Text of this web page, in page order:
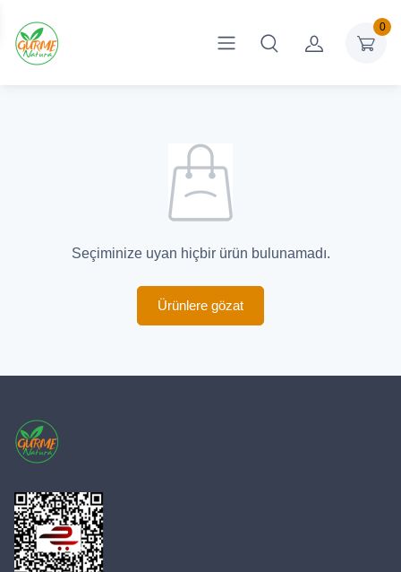
0
Seçiminize uyan hiçbir ürün bulunamadı.
Ürünlere gözat